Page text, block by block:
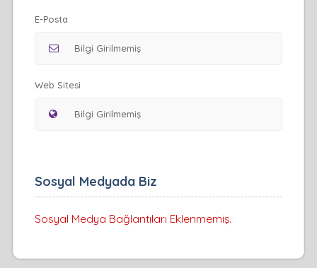
E-Posta
Web Sitesi
Sosyal Medyada Biz
Sosyal Medya Bağlantıları Eklenmemiş.